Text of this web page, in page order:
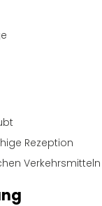
Rezeption